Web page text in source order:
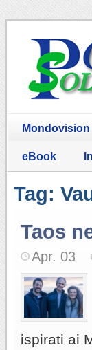
Mondovision
eBook
Tag:
Taos
Apr. 03
ispirati ai